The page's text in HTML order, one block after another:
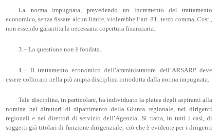
La norma impugnata, prevedendo un incremento del trattamento
economico, senza fissare alcun limite, violerebbe l’art. 81, terzo comma, Cost.,
non essendo garantita la necessaria copertura finanziaria.
3.− La questione non è fondata.
4.− Il trattamento economico dell’amministratore dell’ARSARP deve
essere collocato nella più ampia disciplina introdotta dalla norma impugnata.
Tale disciplina, in particolare, ha individuato la platea degli aspiranti alla
nomina nei direttori di dipartimento della Giunta regionale, nei dirigenti
regionali e nei direttori di servizio dell’Agenzia. Si tratta, in tutti i casi, di
soggetti già titolari di funzione dirigenziale; ciò che è evidente per i dirigenti